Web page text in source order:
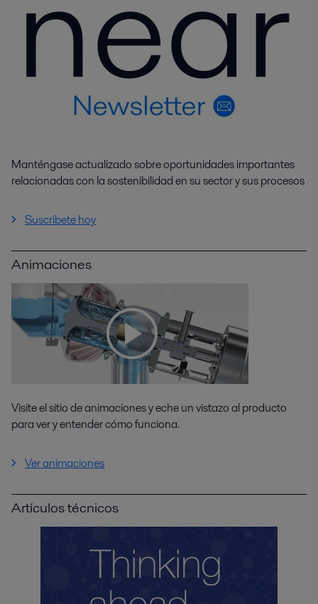
Manténgase actualizado sobre oportunidades importantes
relacionadas con la sostenibilidad en su sector y sus procesos
Suscríbete hoy
Animaciones
Visite el sitio de animaciones y eche un vistazo al producto
para ver y entender cómo funciona.
Ver animaciones
Artículos técnicos